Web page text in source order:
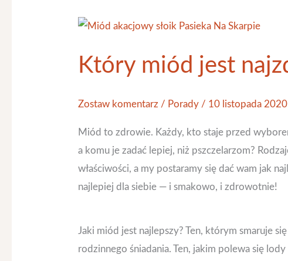
Który miód jest
Zostaw komentarz / Porady / 10 listopada 2020
Miód to zdrowie. Każdy, kto staje przed
a komu je zadać lepiej, niż pszczelarzom?
właściwości, a my postaramy się dać wam jak
najlepiej dla siebie — i smakowo, i zdrowotnie!
Jaki miód jest najlepszy? Ten, którym smaruje
rodzinnego śniadania. Ten, jakim polewa się
Który
jest
najzdrowszy?